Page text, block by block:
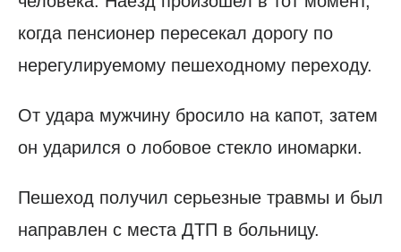
когда пенсионер пересекал дорогу по
нерегулируемому пешеходному переходу.
От удара мужчину бросило на капот, затем
он ударился о лобовое стекло иномарки.
Пешеход получил серьезные травмы и был
направлен с места ДТП в больницу.